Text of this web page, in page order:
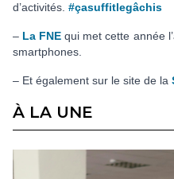
d’activités. #çasuffitlegâchis
– La FNE qui met cette année
smartphones.
– Et également sur le site de la
À LA UNE